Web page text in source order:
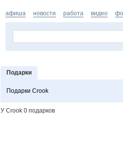
афиша новости работа видео
Подарки
Подарки Crook
У Crook 0 подарков